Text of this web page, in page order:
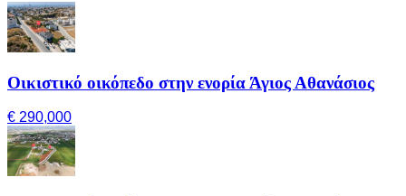
Οικιστικό οικόπεδο στην ενορία Άγιος Αθανάσιος
€ 290,000